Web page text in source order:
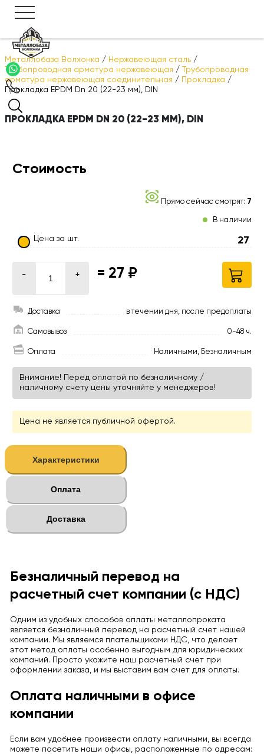
Металлобаза Волхонка / Нержавеющая сталь /
Трубопроводная арматура нержавеющая /
Трубопроводная
арматура нержавеющая соединительная / Прокладка /
Прокладка EPDM Dn 20 (22-23 мм), DIN
ПРОКЛАДКА EPDM DN 20 (22-23 ММ), DIN
Стоимость
Прямо сейчас смотрят: 7
В наличии
Цена за шт. 27
- + = 27 ₽
Доставка в течении дня, после предоплаты
Самовывоз 0-48 ч.
Оплата Наличными, Безналичным
Внимание! Перед оплатой по безналичному /
наличному счету цены уточняйте у менеджеров!
Цена не является публичной офертой.
Характеристики
Оплата
Доставка
Безналичный перевод на
расчетный счет компании (с НДС)
Одним из удобных способов оплаты металлопроката
является безналичный перевод на расчетный счет нашей
компании. Мы являемся плательщиками НДС, что делает
этот метод оплаты особенно выгодным для юридических
компаний. Просто укажите наш расчетный счет при
оформлении заказа, и мы выставим вам счет для оплаты.
Оплата наличными в офисе
компании
Если вам удобнее произвести оплату наличными, вы всегда
можете посетить наши офисы, расположенные по адресам: